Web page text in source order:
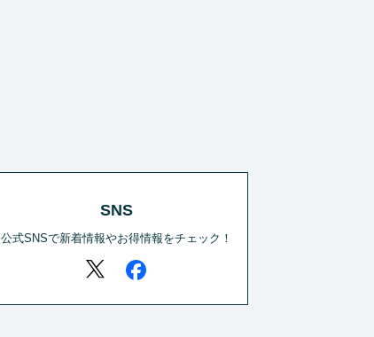
SNS
公式SNSで新着情報やお得情報をチェック！